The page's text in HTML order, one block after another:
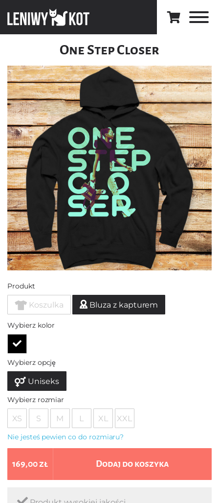
One Step Closer
Produkt
Koszulka Bluza z kapturem
Wybierz kolor
Wybierz opcję
Uniseks
Wybierz rozmiar
XS S M L XL XXL
Nie jesteś pewien co do rozmiaru?
169,00 zł Dodaj do koszyka